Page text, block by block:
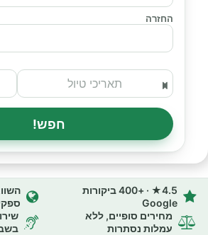
החזרה
חפש!
4.5★ · +400 ביקורות
Google
מחירים סופיים, ללא
עמלות נסתרות